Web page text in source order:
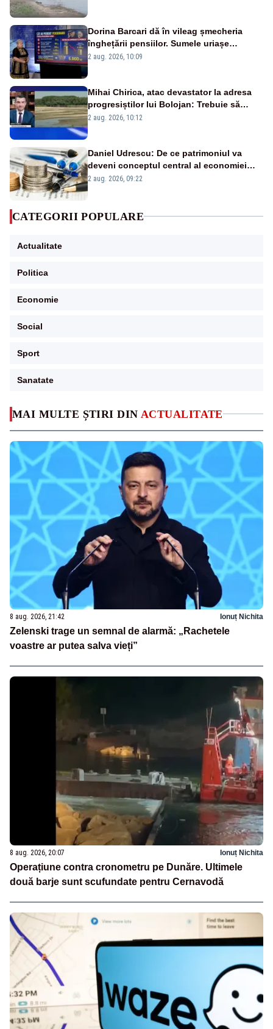
MAI MULTE ȘTIRI DIN ACTUALITATE
8 aug. 2026, 21:42 Ionuț Nichita
Zelenski trage un semnal de alarmă: „Rachetele
voastre ar putea salva vieți”
8 aug. 2026, 20:07 Ionuț Nichita
Operațiune contra cronometru pe Dunăre. Ultimele
două barje sunt scufundate pentru Cernavodă
Dorina Barcari dă în vileag șmecheria
înghețării pensiilor. Sumele uriașe
pierdute de fiecare român
2 aug. 2026, 10:09
Mihai Chirica, atac devastator la adresa
progresiștilor lui Bolojan: Trebuie să
protejăm și natura, dar nu șținem omaneii
2 aug. 2026, 10:12
Daniel Udrescu: De ce patrimoniul va
deveni conceptul central al economiei
viitoare?
2 aug. 2026, 09:22
CATEGORII POPULARE
Actualitate
Politica
Economie
Social
Sport
Sanatate